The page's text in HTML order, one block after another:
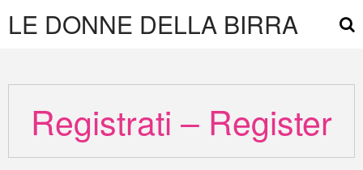
LE DONNE DELLA BIRRA
Registrati – Register